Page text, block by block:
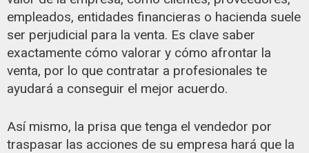
empleados, entidades financieras o hacienda suele
ser perjudicial para la venta. Es clave saber
exactamente cómo valorar y cómo afrontar la
venta, por lo que contratar a profesionales te
ayudará a conseguir el mejor acuerdo.
Así mismo, la prisa que tenga el vendedor por
traspasar las acciones de su empresa hará que la